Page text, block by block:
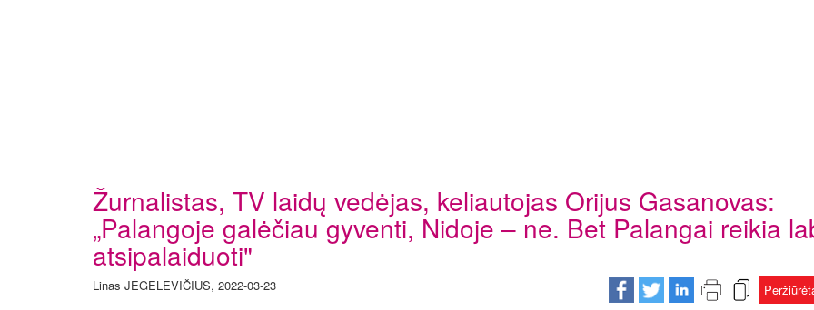
Žurnalistas, TV laidų vedėjas, keliautojas Orijus Gasanovas:
„Palangoje galėčiau gyventi, Nidoje – ne. Bet Palangai reikia
atsipalaiduoti"
Linas JEGELEVIČIUS, 2022-03-23